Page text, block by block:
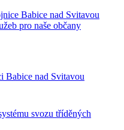
Babice nad Svitavou
pro naše občany
Babice nad Svitavou
svozu tříděných